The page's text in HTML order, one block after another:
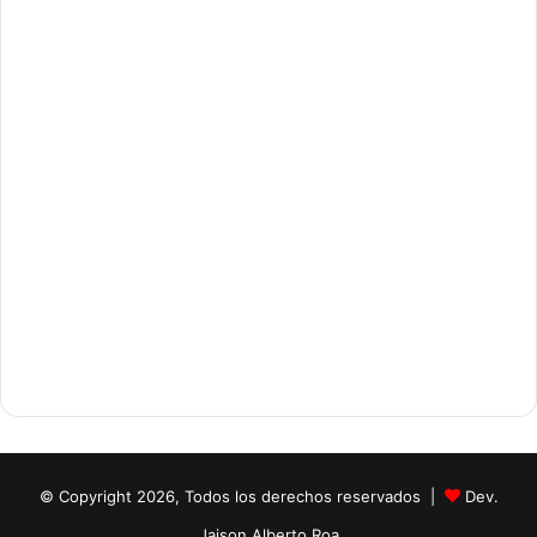
© Copyright 2026, Todos los derechos reservados |
Dev.